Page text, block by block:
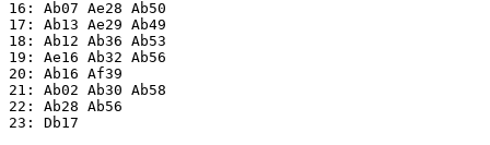
16: Ab07 Ae28 Ab50
17: Ab13 Ae29 Ab49
18: Ab12 Ab36 Ab53
19: Ae16 Ab32 Ab56
20: Ab16 Af39
21: Ab02 Ab30 Ab58
22: Ab28 Ab56
23: Db17